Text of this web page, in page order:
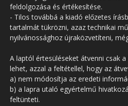
feldolgozása és értékesítése.
- Tilos továbbá a kiadó előzetes
tartalmát tükrözni, azaz technikai
nyilvánossághoz újraközvetíteni,
A laptól értesüléseket átvenni csak
lehet, azzal a feltétellel, hogy az
a) nem módosítja az eredeti
b) a lapra utaló egyértelmű
feltünteti.